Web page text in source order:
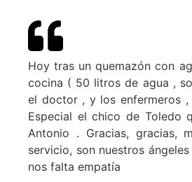
Hoy tras un quemazón con
cocina ( 50 litros de agua ,
el doctor , y los enfermeros
Especial el chico de Toledo
Antonio . Gracias, gracias,
servicio, son nuestros
nos falta empatía